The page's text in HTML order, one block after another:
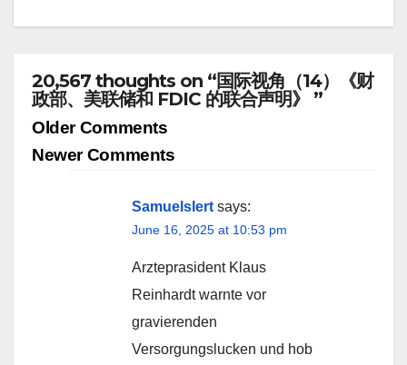
20,567 thoughts on “国际视角（14）《财
政部、美联储和 FDIC 的联合声明》 ”
Comment
navigation
Older Comments
Newer Comments
Samuelslert says:
June 16, 2025 at 10:53 pm
Arzteprasident Klaus
Reinhardt warnte vor
gravierenden
Versorgungslucken und hob